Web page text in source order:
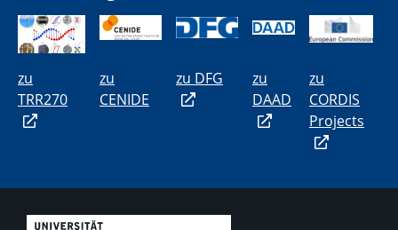
zu
TRR270
zu
CENIDE
zu DFG
zu
DAAD
zu
CORDIS
Projects